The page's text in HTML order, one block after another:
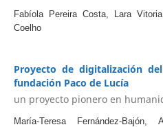
Fabíola Pereira Costa, Lara
Coelho
Proyecto de digitalización
fundación Paco de Lucía
un proyecto pionero en
María-Teresa Fernández-Bajón,